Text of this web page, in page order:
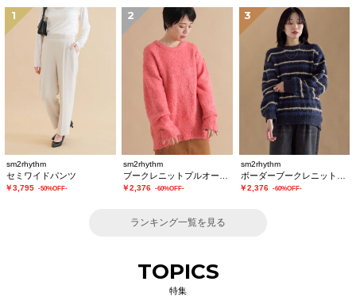
1
sm2rhythm
セミワイドパンツ
￥3,795 -50%OFF-
2
sm2rhythm
￥2,376 -60%OFF-
3
sm2rhythm
￥2,376 -60%OFF-
ランキング一覧を見る
TOPICS
特集